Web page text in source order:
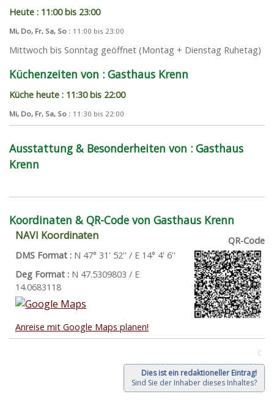
Heute : 11:00 bis 23:00
Mi, Do, Fr, Sa, So : 11:00 bis 23:00
Mittwoch bis Sonntag geöffnet (Montag + Dienstag Ruhetag)
Küchenzeiten von : Gasthaus Krenn
Küche heute : 11:30 bis 22:00
Mi, Do, Fr, Sa, So : 11:30 bis 22:00
Ausstattung & Besonderheiten von : Gasthaus
Krenn
Koordinaten & QR-Code von Gasthaus Krenn
NAVI Koordinaten
DMS Format : N 47° 31' 52'' / E 14° 4' 6''
Deg Format : N 47.5309803 / E
14.0683118
Anreise mit Google Maps planen!
QR-Code
C
Dies ist ein redaktioneller Eintrag!
Sind Sie der Inhaber dieses Inhaltes?